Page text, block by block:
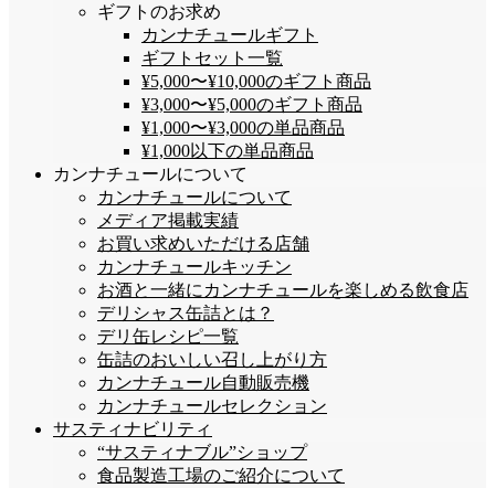
ギフトのお求め
カンナチュールギフト
ギフトセット一覧
¥5,000〜¥10,000のギフト商品
¥3,000〜¥5,000のギフト商品
¥1,000〜¥3,000の単品商品
¥1,000以下の単品商品
カンナチュールについて
カンナチュールについて
メディア掲載実績
お買い求めいただける店舗
カンナチュールキッチン
お酒と一緒にカンナチュールを楽しめる飲食店
デリシャス缶詰とは？
デリ缶レシピ一覧
缶詰のおいしい召し上がり方
カンナチュール自動販売機
カンナチュールセレクション
サスティナビリティ
“サスティナブル”ショップ
食品製造工場のご紹介について